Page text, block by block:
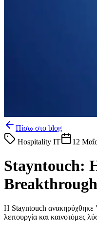
Πίσω στο blog
Hospitality IT
12
Stayntouch:
Breakthrough
Η Stayntouch ανακηρύχθηκε
λειτουργία και καινοτόμες